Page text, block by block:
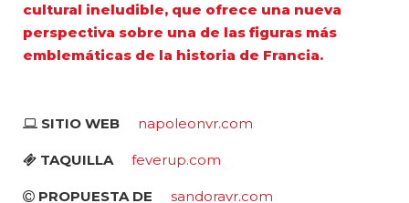
cultural ineludible, que ofrece una nueva
perspectiva sobre una de las figuras más
emblemáticas de la historia de Francia.
SITIO WEB napoleonvr.com
TAQUILLA feverup.com
PROPUESTA DE sandoravr.com